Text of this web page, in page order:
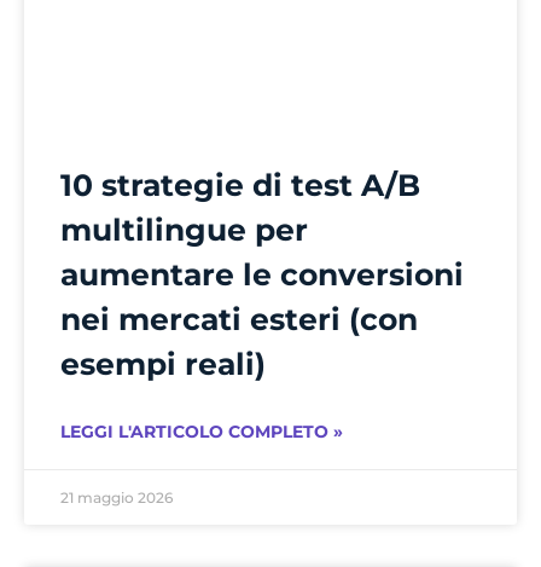
10 strategie di test A/B
multilingue per
aumentare le conversioni
nei mercati esteri (con
esempi reali)
LEGGI L'ARTICOLO COMPLETO »
21 maggio 2026